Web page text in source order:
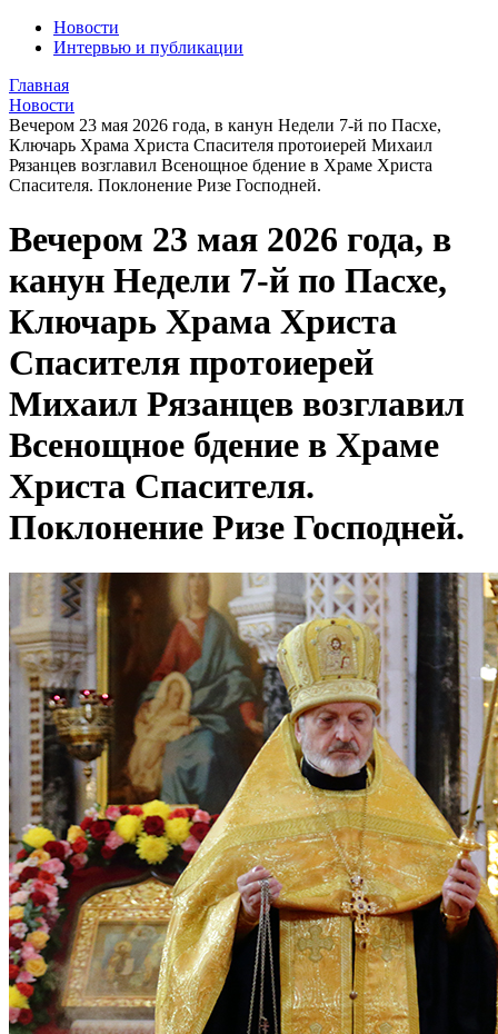
Новости
Интервью и публикации
Главная
Новости
Вечером 23 мая 2026 года, в канун Недели 7-й по Пасхе,
Ключарь Храма Христа Спасителя протоиерей Михаил
Рязанцев возглавил Всенощное бдение в Храме Христа
Спасителя. Поклонение Ризе Господней.
Вечером 23 мая 2026 года, в
канун Недели 7-й по Пасхе,
Ключарь Храма Христа
Спасителя протоиерей
Михаил Рязанцев возглавил
Всенощное бдение в Храме
Христа Спасителя.
Поклонение Ризе Господней.